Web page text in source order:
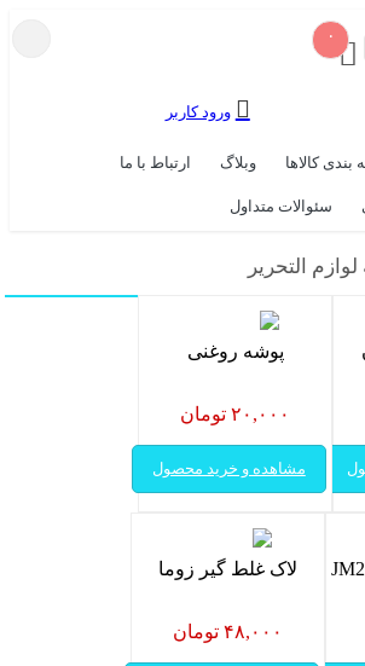
۰
ورود کاربر
کالاها وبلاگ ارتباط با ما
سئوالات متداول
التحریر
پوشه روغنی
۲۰,۰۰۰ تومان
مشاهده و خرید محصول
لاک غلط گیر زوما
۴۸,۰۰۰ تومان